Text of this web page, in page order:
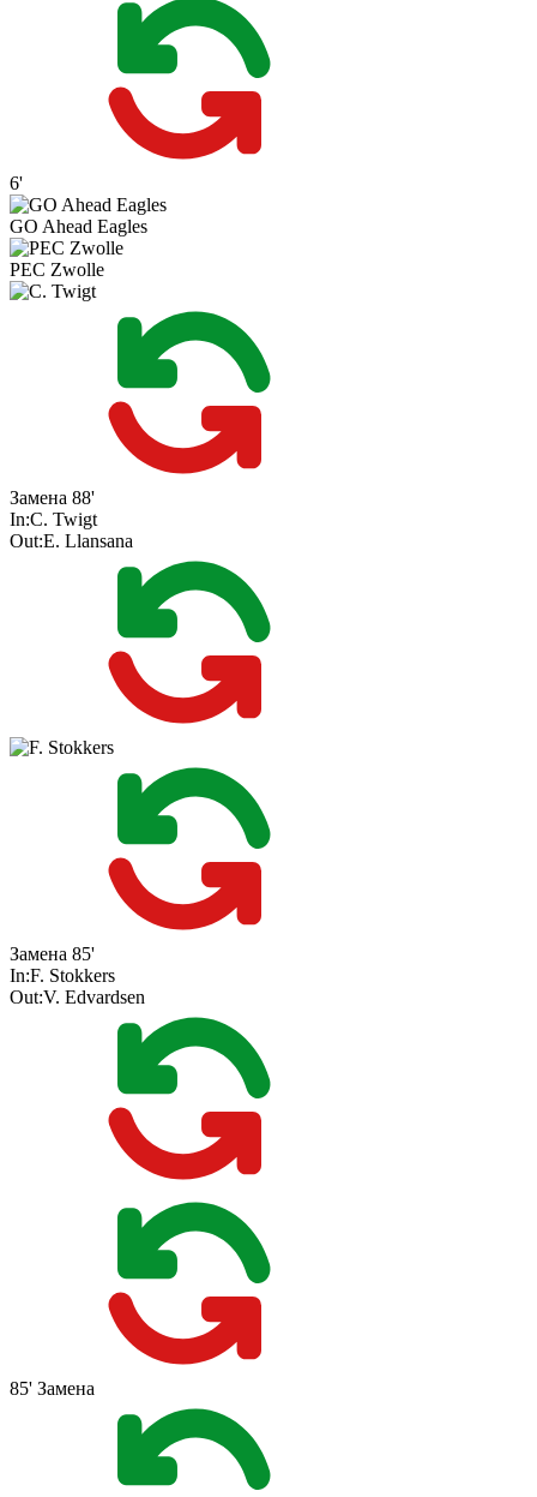
6'
GO Ahead Eagles
PEC Zwolle
Замена 88'
In:C. Twigt
Out:E. Llansana
Замена 85'
In:F. Stokkers
Out:V. Edvardsen
85' Замена